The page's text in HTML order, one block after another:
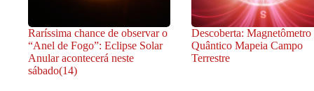
Raríssima chance de observar o
“Anel de Fogo”: Eclipse Solar
Anular acontecerá neste
sábado(14)
Descoberta: Magnetômetro
Quântico Mapeia Campo
Terrestre